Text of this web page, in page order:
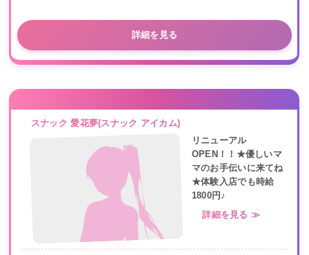
詳細を見る
スナック 愛花夢(スナック アイカム)
リニューアル
OPEN！！★優しいマ
マのお⼿伝いに来てね
★体験入店でも時給
1800円♪
詳細を見る ≫